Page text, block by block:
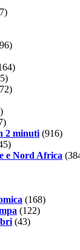
2 minuti (916)
e Nord Africa
(168)
(122)
(43)